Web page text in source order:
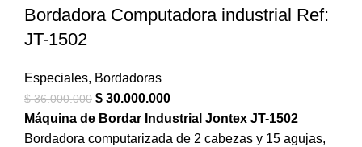
Bordadora Computadora industrial Ref:
JT-1502
Especiales, Bordadoras
$36.000.000 $ 30.000.000
Máquina de Bordar Industrial Jontex JT-1502
Bordadora computarizada de 2 cabezas y 15 agujas,